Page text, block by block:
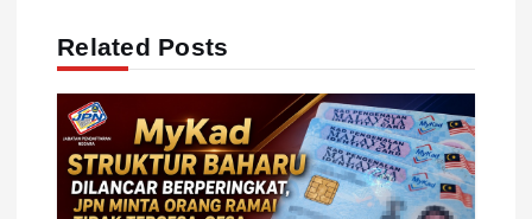
g
Related Posts